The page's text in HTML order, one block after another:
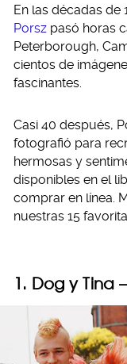
En las décadas de
Porsz pasó horas
Peterborough,
cientos de
fascinantes.
Casi 40 después,
fotografió para
hermosas y
disponibles en el
comprar en línea.
nuestras 15
1. Dog y Tina